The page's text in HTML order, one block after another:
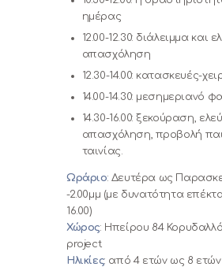
ημέρας
12.00-12.30: διάλειμμα και
απασχόληση
12.30-14.00: κατασκευές-
14.00-14.30: μεσημεριανό
14.30-16.00: ξεκούραση,
απασχόληση, προβολή
ταινίας.
Ωράριο: Δευτέρα ως
-2.00μμ (με δυνατότητα
16.00)
Χώρος: Ηπείρου 84
project
Ηλικίες: από 4 ετών ως 8 ετών